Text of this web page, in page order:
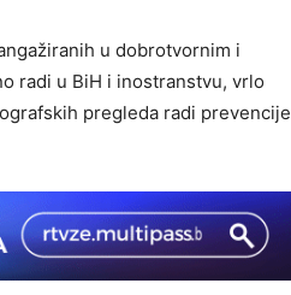
u dobrotvornim i
radi u BiH i inostranstvu, vrlo
pregleda radi prevencije